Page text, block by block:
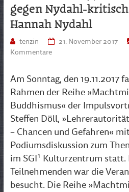
gegen Nydahl-
Hannah Nydahl
tenzin 21. November 2017
Kommentare
Am Sonntag, den 19.11.2017
Rahmen der Reihe
Buddhismus« der
Steffen Döll,
– Chancen und Gefahren«
Podiumsdiskussion zum
im SGI¹ Kulturzentrum statt.
Teilnehmenden war die
besucht. Die Reihe